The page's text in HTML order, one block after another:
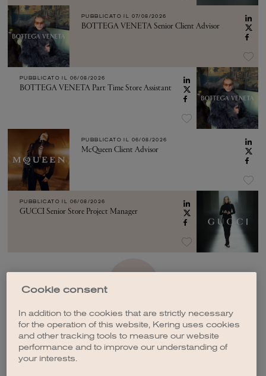
PUBBLICATO IL 07/08/2026
BOTTEGA VENETA Senior Client Advisor
PUBBLICATO IL 06/08/2026
BOTTEGA VENETA Part Time Store Assistant
PUBBLICATO IL 06/08/2026
McQueen Client Advisor
PUBBLICATO IL 06/08/2026
GUCCI Senior Store Project Manager
Cookie consent
In addition to the cookies that are strictly necessary
for the operation of this website, Kering uses cookies
and other tracking tools to measure our website
performance and to improve our understanding of
your interests.